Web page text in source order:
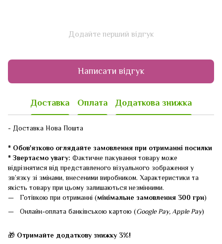
Додайте перший відгук
Написати відгук
Доставка Оплата Додаткова знижка
- Доставка Нова Пошта
* Обов'язково оглядайте замовлення при отриманні посилки
* Звертаємо увагу: Фактичне пакування товару може
відрізнятися від представленого візуального зображення у
зв’язку зі змінами, внесеними виробником. Характеристики та
якість товару при цьому залишаються незмінними.
Готівкою при отриманні (мінімальне замовлення 300 грн)
Онлайн-оплата банківською картою (Google Pay, Apple Pay)
🎁 Отримайте додаткову знижку 3%!